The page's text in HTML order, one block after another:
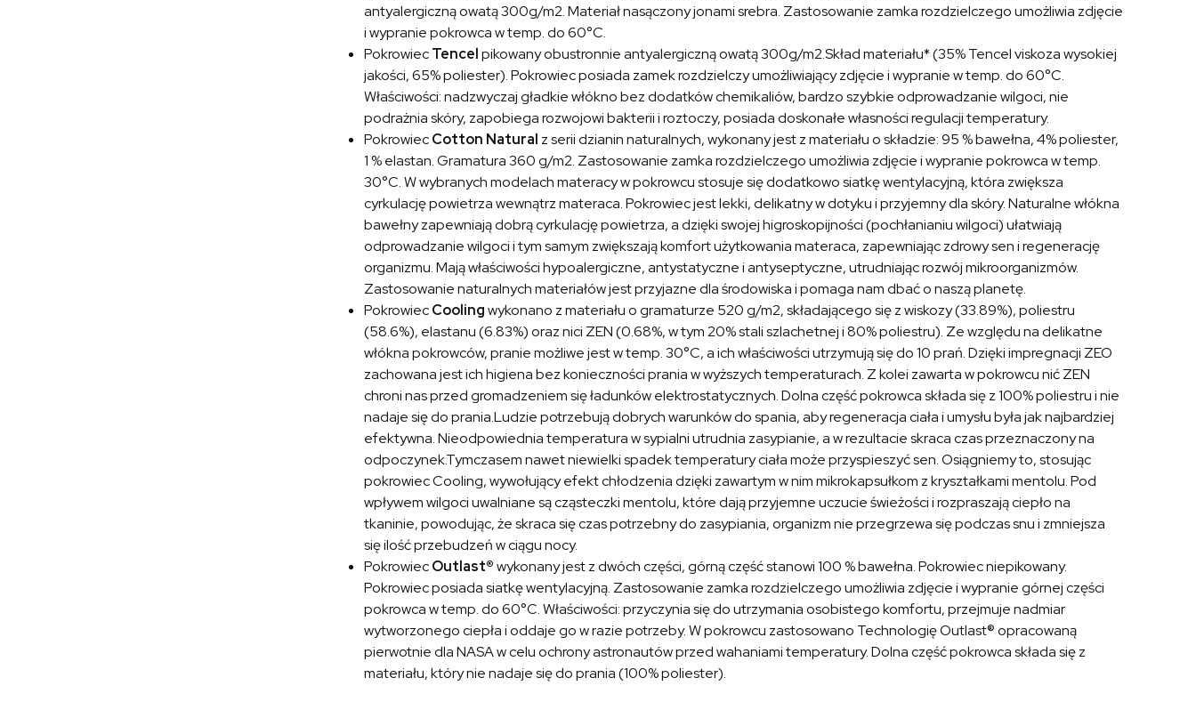
antyalergiczną owatą 300g/m2. Materiał nasączony jonami srebra. Zastosowanie zamka rozdzielczego umożliwia zdjęcie
i wypranie pokrowca w temp. do 60°C.
PokrowiecTencelpikowany obustronnie antyalergiczną owatą 300g/m2.Skład materiału* (35% Tencel viskoza wysokiej
jakości, 65% poliester). Pokrowiec posiada zamek rozdzielczy umożliwiający zdjęcie i wypranie w temp. do 60°C.
Właściwości: nadzwyczaj gładkie włókno bez dodatków chemikaliów, bardzo szybkie odprowadzanie wilgoci, nie
podrażnia skóry, zapobiega rozwojowi bakterii i roztoczy, posiada doskonałe własności regulacji temperatury.
PokrowiecCotton Natural z serii dzianin naturalnych, wykonany jest z materiału o składzie: 95 % bawełna, 4% poliester,
1 % elastan. Gramatura 360 g/m2. Zastosowanie zamka rozdzielczego umożliwia zdjęcie i wypranie pokrowca w temp.
30°C. W wybranych modelach materacy w pokrowcu stosuje się dodatkowo siatkę wentylacyjną, która zwiększa
cyrkulację powietrza wewnątrz materaca. Pokrowiec jest lekki, delikatny w dotyku i przyjemny dla skóry. Naturalne włókna
bawełny zapewniają dobrą cyrkulację powietrza, a dzięki swojej higroskopijności (pochłanianiu wilgoci) ułatwiają
odprowadzanie wilgoci i tym samym zwiększają komfort użytkowania materaca, zapewniając zdrowy sen i regenerację
organizmu. Mają właściwości hypoalergiczne, antystatyczne i antyseptyczne, utrudniając rozwój mikroorganizmów.
Zastosowanie naturalnych materiałów jest przyjazne dla środowiska i pomaga nam dbać o naszą planetę.
PokrowiecCoolingwykonano z materiału o gramaturze 520 g/m2, składającego się z wiskozy (33.89%), poliestru
(58.6%), elastanu (6.83%) oraz nici ZEN (0.68%, w tym 20% stali szlachetnej i 80% poliestru). Ze względu na delikatne
włókna pokrowców, pranie możliwe jest w temp. 30°C, a ich właściwości utrzymują się do 10 prań. Dzięki impregnacji ZEO
zachowana jest ich higiena bez konieczności prania w wyższych temperaturach. Z kolei zawarta w pokrowcu nić ZEN
chroni nas przed gromadzeniem się ładunków elektrostatycznych. Dolna część pokrowca składa się z 100% poliestru i nie
nadaje się do prania.Ludzie potrzebują dobrych warunków do spania, aby regeneracja ciała i umysłu była jak najbardziej
efektywna. Nieodpowiednia temperatura w sypialni utrudnia zasypianie, a w rezultacie skraca czas przeznaczony na
odpoczynek.Tymczasem nawet niewielki spadek temperatury ciała może przyspieszyć sen. Osiągniemy to, stosując
pokrowiec Cooling, wywołujący efekt chłodzenia dzięki zawartym w nim mikrokapsułkom z kryształkami mentolu. Pod
wpływem wilgoci uwalniane są cząsteczki mentolu, które dają przyjemne uczucie świeżości i rozpraszają ciepło na
tkaninie, powodując, że skraca się czas potrzebny do zasypiania, organizm nie przegrzewa się podczas snu i zmniejsza
się ilość przebudzeń w ciągu nocy.
PokrowiecOutlast®wykonany jest z dwóch części, górną część stanowi 100 % bawełna. Pokrowiec niepikowany.
Pokrowiec posiada siatkę wentylacyjną. Zastosowanie zamka rozdzielczego umożliwia zdjęcie i wypranie górnej części
pokrowca w temp. do 60°C. Właściwości: przyczynia się do utrzymania osobistego komfortu, przejmuje nadmiar
wytworzonego ciepła i oddaje go w razie potrzeby. W pokrowcu zastosowano Technologię Outlast® opracowaną
pierwotnie dla NASA w celu ochrony astronautów przed wahaniami temperatury. Dolna część pokrowca składa się z
materiału, który nie nadaje się do prania (100% poliester).